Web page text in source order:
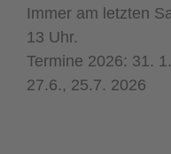
Immer am letzten
13 Uhr.
Termine 2026: 31.
27.6., 25.7. 2026